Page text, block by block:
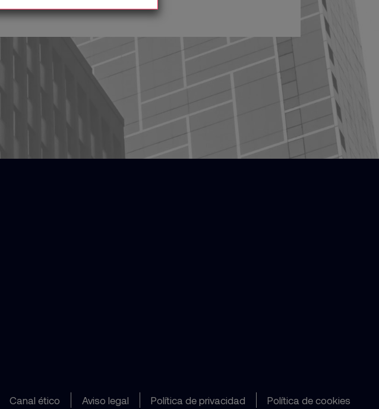
Canal ético Aviso legal Política de privacidad Política de cookies